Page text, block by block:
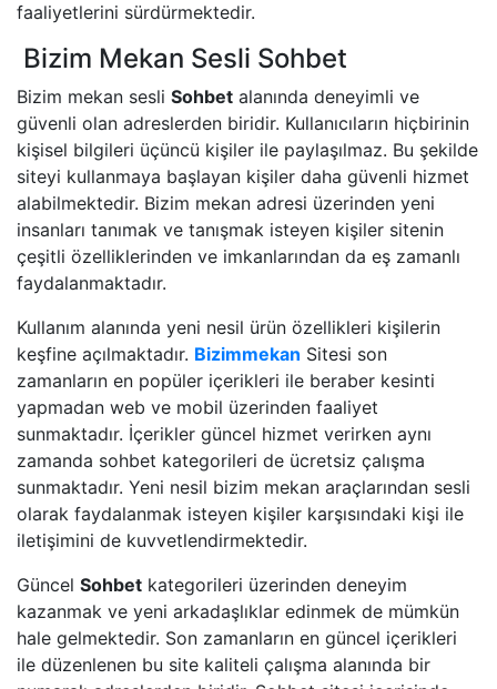
faaliyetlerini sürdürmektedir.
Bizim Mekan Sesli Sohbet
Bizim mekan sesli Sohbet alanında deneyimli ve
güvenli olan adreslerden biridir. Kullanıcıların hiçbirinin
kişisel bilgileri üçüncü kişiler ile paylaşılmaz. Bu şekilde
siteyi kullanmaya başlayan kişiler daha güvenli hizmet
alabilmektedir. Bizim mekan adresi üzerinden yeni
insanları tanımak ve tanışmak isteyen kişiler sitenin
çeşitli özelliklerinden ve imkanlarından da eş zamanlı
faydalanmaktadır.
Kullanım alanında yeni nesil ürün özellikleri kişilerin
keşfine açılmaktadır. Bizimmekan Sitesi son
zamanların en popüler içerikleri ile beraber kesinti
yapmadan web ve mobil üzerinden faaliyet
sunmaktadır. İçerikler güncel hizmet verirken aynı
zamanda sohbet kategorileri de ücretsiz çalışma
sunmaktadır. Yeni nesil bizim mekan araçlarından sesli
olarak faydalanmak isteyen kişiler karşısındaki kişi ile
iletişimini de kuvvetlendirmektedir.
Güncel Sohbet kategorileri üzerinden deneyim
kazanmak ve yeni arkadaşlıklar edinmek de mümkün
hale gelmektedir. Son zamanların en güncel içerikleri
ile düzenlenen bu site kaliteli çalışma alanında bir